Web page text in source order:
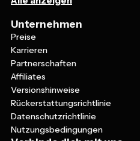
Unternehmen
Preise
Karrieren
Partnerschaften
Affiliates
Versionshinweise
Rückerstattungsrichtlinie
Datenschutzrichtlinie
Nutzungsbedingungen